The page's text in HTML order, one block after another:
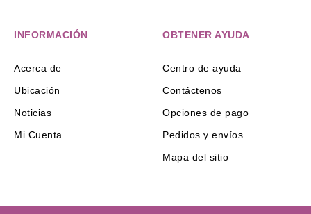
INFORMACIÓN
Acerca de
Ubicación
Noticias
Mi Cuenta
OBTENER AYUDA
Centro de ayuda
Contáctenos
Opciones de pago
Pedidos y envíos
Mapa del sitio